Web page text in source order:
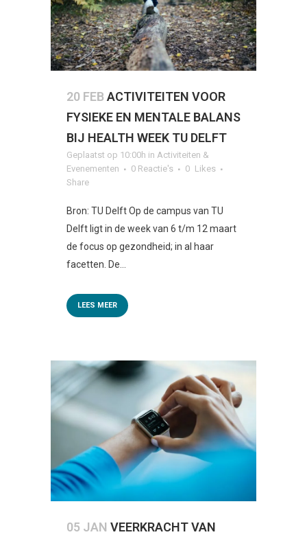
20 FEB ACTIVITEITEN VOOR
FYSIEKE EN MENTALE BALANS
BIJ HEALTH WEEK TU DELFT
Geplaatst op 10:00h in Activiteiten &
Evenementen
0 Reactie's 0 Likes
Share
Bron: TU Delft Op de campus van TU
Delft ligt in de week van 6 t/m 12 maart
de focus op gezondheid; in al haar
facetten. De...
LEES MEER
05 JAN VEERKRACHT VAN